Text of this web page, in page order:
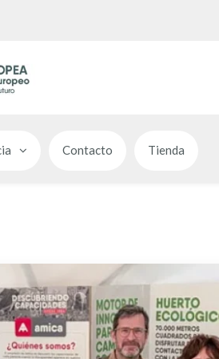
Contacto Tienda